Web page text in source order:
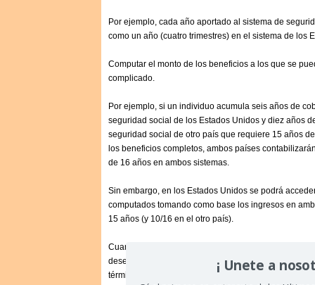
Por ejemplo, cada año aportado al sistema de
como un año (cuatro trimestres) en el sistema de los
Computar el monto de los beneficios a los que se
complicado.
Por ejemplo, si un individuo acumula seis años de
seguridad social de los Estados Unidos y diez años
seguridad social de otro país que requiere 15 años
los beneficios completos, ambos países
de 16 años en ambos sistemas.
Sin embargo, en los Estados Unidos se podrá
computados tomando como base los ingresos en
15 años (y 10/16 en el otro país).
Cuando un ciudadano extranjero se muda de su
desea seguir vinculado al sistema de seguridad
términos de un acuerdo de totalización, debe pedir
¡ Unete a